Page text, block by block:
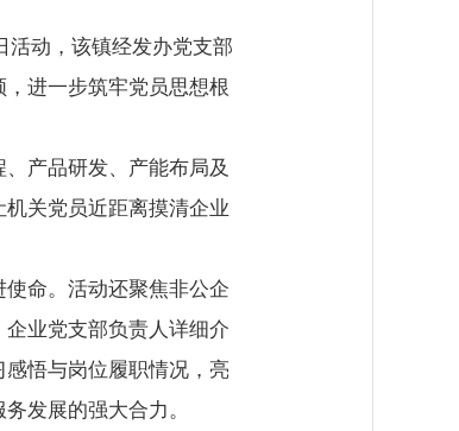
动，该镇经发办党支部
进一步筑牢党员思想根
产品研发、产能布局及
关党员近距离摸清企业
命。活动还聚焦非公企
业党支部负责人详细介
悟与岗位履职情况，亮
发展的强大合力。